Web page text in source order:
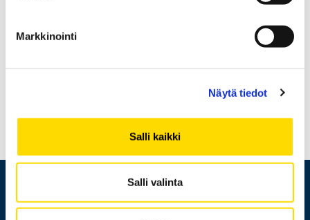
Markkinointi
Näytä tiedot
Salli kaikki
Salli valinta
Projektinjohtaminen